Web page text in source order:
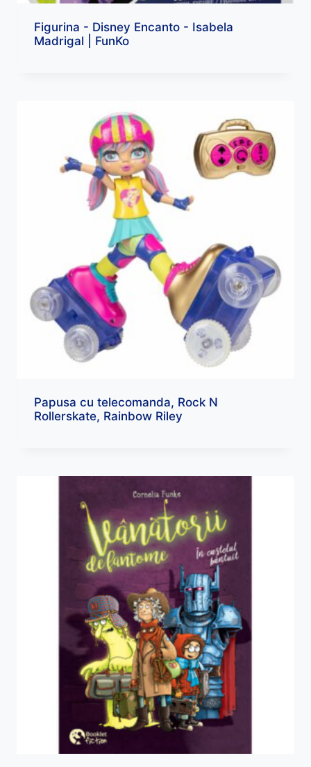
Figurina - Disney Encanto - Isabela
Madrigal | FunKo
Papusa cu telecomanda, Rock N
Rollerskate, Rainbow Riley